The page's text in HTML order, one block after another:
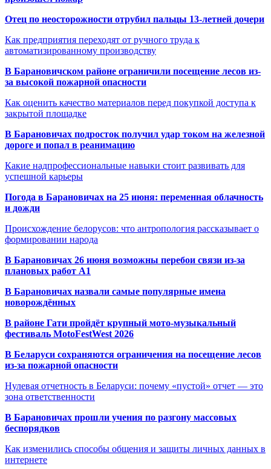
Отец по неосторожности отрубил пальцы 13-летней дочери
Как предприятия переходят от ручного труда к
автоматизированному производству
В Барановичском районе ограничили посещение лесов из-
за высокой пожарной опасности
Как оценить качество материалов перед покупкой доступа к
закрытой площадке
В Барановичах подросток получил удар током на железной
дороге и попал в реанимацию
Какие надпрофессиональные навыки стоит развивать для
успешной карьеры
Погода в Барановичах на 25 июня: переменная облачность
и дожди
Происхождение белорусов: что антропология рассказывает о
формировании народа
В Барановичах 26 июня возможны перебои связи из-за
плановых работ A1
В Барановичах назвали самые популярные имена
новорождённых
В районе Гати пройдёт крупный мото-музыкальный
фестиваль MotoFestWest 2026
В Беларуси сохраняются ограничения на посещение лесов
из-за пожарной опасности
Нулевая отчетность в Беларуси: почему «пустой» отчет — это
зона ответственности
В Барановичах прошли учения по разгону массовых
беспорядков
Как изменились способы общения и защиты личных данных в
интернете